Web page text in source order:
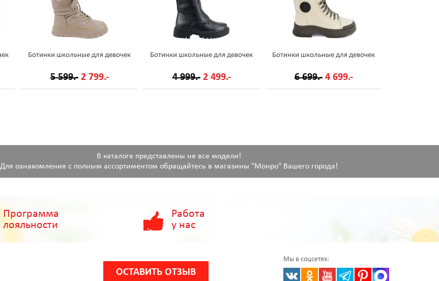
Ботинки школьные для девочек
5 599.- 2 799.-
Ботинки школьные для девочек
4 999.- 2 499.-
Ботинки школьные для девочек
6 699.- 4 699.-
В каталоге представлены не все модели!
Для ознакомления с полным ассортиментом обращайтесь в магазины "Монро" Вашего города!
Программа
лояльности
Работа
у нас
ОСТАВИТЬ ОТЗЫВ
Мы в соцсетях: